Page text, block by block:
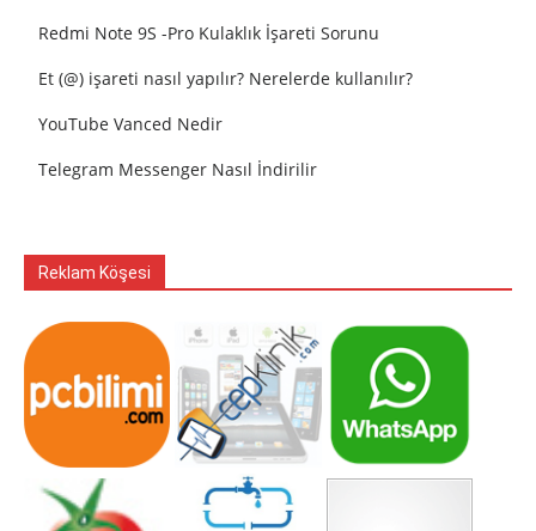
Redmi Note 9S -Pro Kulaklık İşareti Sorunu
Et (@) işareti nasıl yapılır? Nerelerde kullanılır?
YouTube Vanced Nedir
Telegram Messenger Nasıl İndirilir
Reklam Köşesi